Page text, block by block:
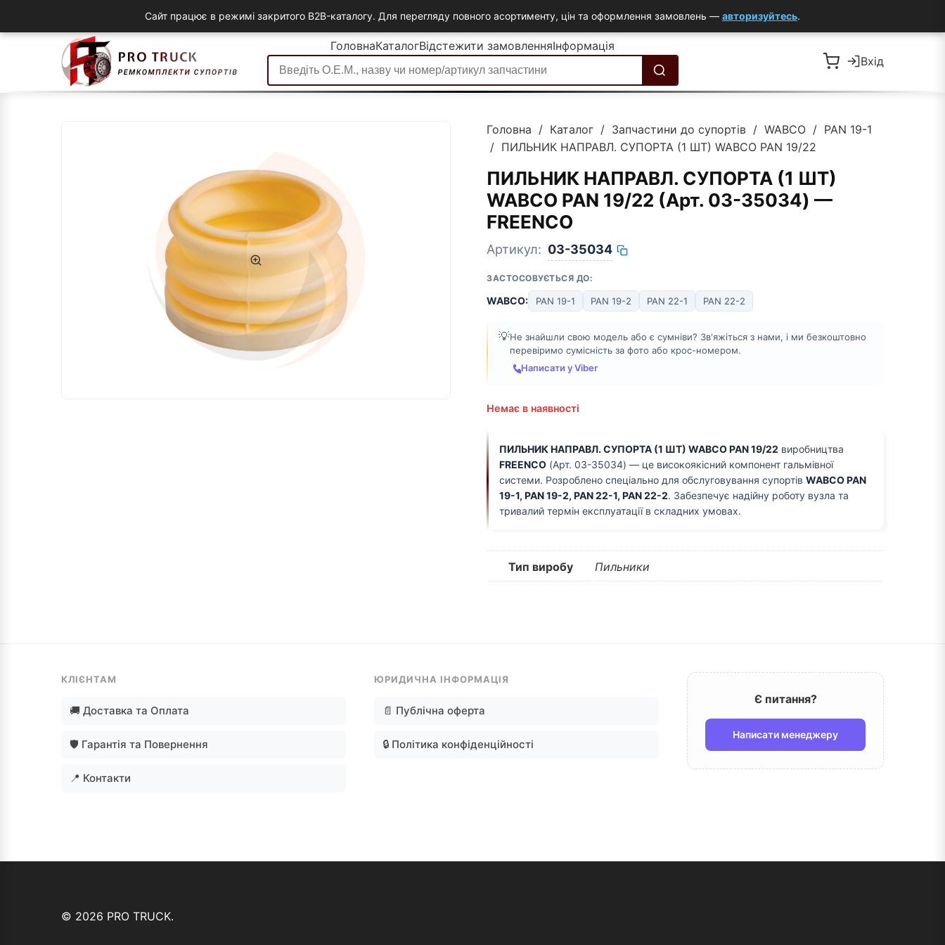
ГоловнаКаталогВідстежити замовленняІнформація
Вхід
Головна / Каталог / Запчастини до супортів / WABCO / PAN 19-1
/ ПИЛЬНИК НАПРАВЛ. СУПОРТА (1 ШТ) WABCO PAN 19/22
ПИЛЬНИК НАПРАВЛ. СУПОРТА (1 ШТ)
WABCO PAN 19/22 (Арт. 03-35034) —
FREENCO
Артикул: 03-35034
ЗАСТОСОВУЄТЬСЯ ДО:
WABCO: PAN 19-1 PAN 19-2 PAN 22-1 PAN 22-2
💡Не знайшли свою модель або є сумніви? Зв'яжіться з нами, і ми безкоштовно
перевіримо сумісність за фото або крос-номером.
Написати у Viber
Немає в наявності
ПИЛЬНИК НАПРАВЛ. СУПОРТА (1 ШТ) WABCO PAN 19/22 виробництва
FREENCO (Арт. 03-35034) — це високоякісний компонент гальмівної
системи. Розроблено спеціально для обслуговування супортів WABCO PAN
19-1, PAN 19-2, PAN 22-1, PAN 22-2. Забезпечує надійну роботу вузла та
тривалий термін експлуатації в складних умовах.
Тип виробу Пильники
КЛІЄНТАМ
🚚 Доставка та Оплата
🛡️ Гарантія та Повернення
📍 Контакти
ЮРИДИЧНА ІНФОРМАЦІЯ
📄 Публічна оферта
🔒 Політика конфіденційності
Є питання?
Написати менеджеру
© 2026 PRO TRUCK.
Сайт працює в режимі закритого B2B-каталогу. Для перегляду повного асортименту, цін та оформлення замовлень — авторизуйтесь.